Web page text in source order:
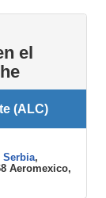
el
(ALC)
Serbia,
Aeromexico,